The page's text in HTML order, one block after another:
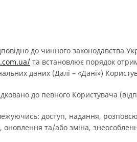
до чинного законодавства
та встановлює порядок
даних (Далі – «Дані»)
до певного Користувача
доступ, надання,
та/або зміна,